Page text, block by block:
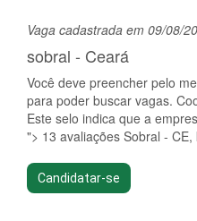
Vaga cadastrada em 09/08/
sobral - Ceará
Você deve preencher pelo
para poder buscar vagas.
Este selo indica que a
"> 13 avaliações Sobral -
Candidatar-se